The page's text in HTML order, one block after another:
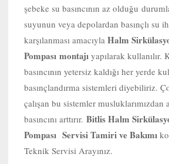
şebeke su basıncının az olduğu
suyunun veya depolardan basınçlı su
karşılanması amacıyla Halm
Pompası montajı yapılarak kullanılır.
basıncının yetersiz kaldığı her yerde
basınçlandırma sistemleri diyebiliriz.
çalışan bu sistemler musluklarımızdan
basıncını arttırır. Bitlis Halm
Pompası Servisi Tamiri ve Bakımı
Teknik Servisi Arayınız.